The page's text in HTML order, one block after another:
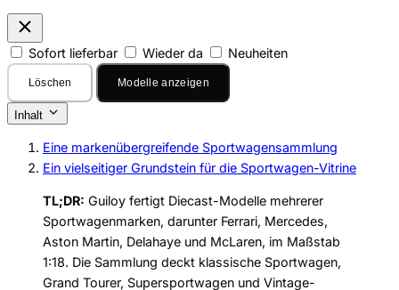
Sofort lieferbar Wieder da Neuheiten
Löschen Modelle anzeigen
Inhalt
Eine markenübergreifende Sportwagensammlung
Ein vielseitiger Grundstein für die Sportwagen-Vitrine
TL;DR: Guiloy fertigt Diecast-Modelle mehrerer
Sportwagenmarken, darunter Ferrari, Mercedes,
Aston Martin, Delahaye und McLaren, im Maßstab
1:18. Die Sammlung deckt klassische Sportwagen,
Grand Tourer, Supersportwagen und Vintage-